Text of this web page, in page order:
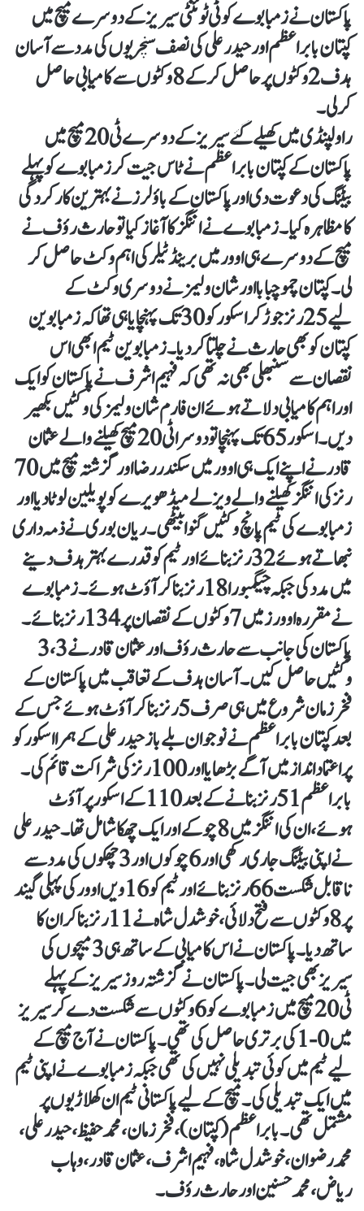
پاکستان نے زمبابوے کو ٹی ٹوئنٹی سیریز کے دوسرے میچ میں
کپتان بابر اعظم اور حیدرعلی کی نصف سنچریوں کی مدد سے آسان
ہدف 2 وکٹوں پر حاصل کرکے 8 وکٹوں سے کامیابی حاصل
کرلی۔
راولپنڈی میں کھیلے گئےسیریز کے دوسرے ٹی20 میچ میں
پاکستان کے کپتان بابراعظم نے ٹاس جیت کر زمبابوے کو پہلے
بیٹنگ کی دعوت دی اور پاکستان کے باؤلرز نے بہترین کارکردگی
کا مظاہرہ کیا۔ زمبابوے نے اننگز کا آغاز کیا تو حارث رؤف نے
میچ کے دوسرے ہی اوور میں برینڈ ٹیلر کی اہم وکٹ حاصل کر
لی۔ کپتان چمو چبابا اور شان ولیمز نے دوسری وکٹ کے
لیے 25رنز جوڑ کر اسکور کو 30 تک پہنچایا ہی تھا کہ زمبابوین
کپتان کو بھی حارث نے چلتا کردیا۔ زمبابوین ٹیم ابھی اس
نقصان سے سنبھلی بھی نہ تھی کہ فہیم اشرف نے پاکستان کو ایک
اور اہم کامیابی دلاتے ہوئے ان فارم شان ولیمز کی وکٹیں بکھیر
دیں۔ اسکور 65 تک پہنچا تو دوسرا ٹی20 میچ کھیلنے والے عثمان
قادر نے اپنے ایک ہی اوور میں سکندر رضا اور گزشتہ میچ میں 70
رنز کی اننگز کھیلنے والے ویزلے میڈھویرے کو پویلین لوٹا دیا اور
زمبابوے کی ٹیم پانچ وکٹیں گنوا بیٹھی۔ ریان بوری نے ذمہ داری
نبھاتے ہوئے 32 رنز بنائے اور ٹیم کو قدرے بہتر ہدف دینے
میں مدد کی جبکہ چیگمبورا 18 رنز بنا کر آؤٹ ہوئے۔ زمبابوے
نے مقررہ اوورز میں 7 وکٹوں کے نقصان پر 134 رنز بنائے۔
پاکستان کی جانب سے حارث رؤف اور عثمان قادر نے 3،3
وکٹیں حاصل کیں۔ آسان ہدف کے تعاقب میں پاکستان کے
فخر زمان شروع میں ہی صرف 5 رنز بنا کر آؤٹ ہوئے جس کے
بعد کپتان بابر اعظم نے نوجوان بلے باز حیدر علی کے ہمرا اسکور کو
پراعتماد انداز میں آگے بڑھایا اور 100 رنز کی شراکت قائم کی۔
بابراعظم 51 رنز بنانے کے بعد 110 کے اسکور پر آؤٹ
ہوئے، ان کی اننگز میں 8 چوکے اور ایک چھکا شامل تھا۔ حیدر علی
نے اپنی بیٹنگ جاری رکھی اور 6 چوکوں اور 3 چھکوں کی مدد سے
ناقابل شکست 66 رنز بنائے اور ٹیم کو 16 ویں اوور کی پہلی گیند
پر 8 وکٹوں سے فتح دلائی، خوشدل شاہ نے 11 رنز بنا کر ان کا
ساتھ دیا۔ پاکستان نے اس کامیابی کے ساتھ ہی 3 میچوں کی
سیریز بھی جیت لی۔ پاکستان نے گزشتہ روز سیریز کے پہلے
ٹی20 میچ میں زمبابوے کو 6 وکٹوں سے شکست دے کر سیریز
میں 0-1 کی برتری حاصل کی تھی۔ پاکستان نے آج میچ کے
لیے ٹیم میں کوئی تبدیلی نہیں کی تھی جبکہ زمبابوے نے اپنی ٹیم
میں ایک تبدیلی کی۔ میچ کے لیے پاکستانی ٹیم ان کھلاڑیوں پر
مشتمل تھی۔ بابر اعظم(کپتان)، فخر زمان، محمد حفیظ، حیدر علی،
محمد رضوان، خوشدل شاہ، فہیم اشرف، عثمان قادر، وہاب
ریاض، محمد حسنین اور حارث رؤف۔